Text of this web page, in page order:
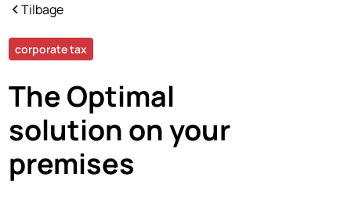
Tilbage
corporate tax
TheOptimal
solution on your
premises